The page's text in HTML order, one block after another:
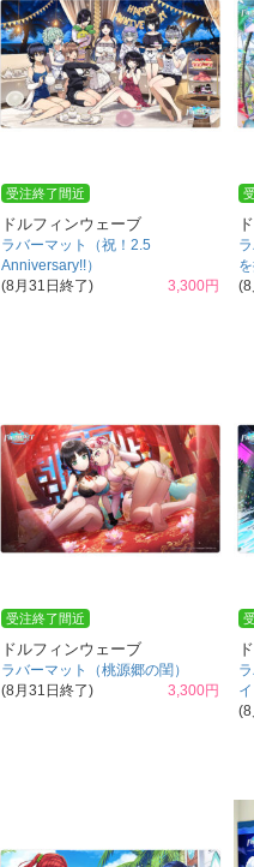
受注終了間近
ドルフィンウェーブ
ラバーマット（祝！2.5
Anniversary!!）
(8月31日終了)
3,300円
(8
受注終了間近
ドルフィンウェーブ
ラバーマット（桃源郷の閨）
(8月31日終了)
3,300円
(8